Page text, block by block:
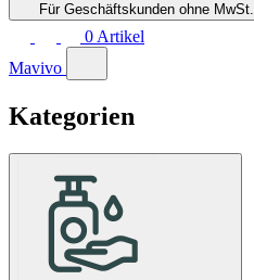
Für Geschäftskunden ohne MwSt.
0 Artikel
Mavivo
Kategorien